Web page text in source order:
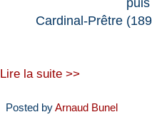
Cardinal-Prêtre
Lire la suite >>
Posted byArnaud Bunel